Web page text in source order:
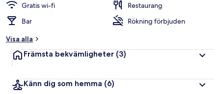
Gratis wi-fi
Restaurang
Bar
Rökning förbjuden
Visa alla
Främsta bekvämligheter (3)
Känn dig som hemma (6)